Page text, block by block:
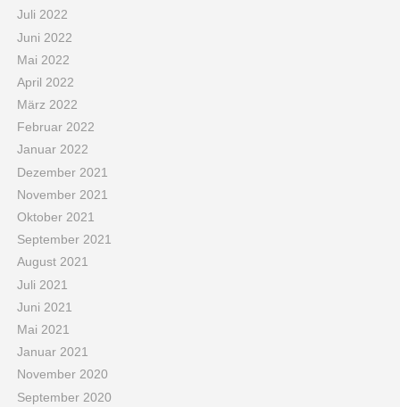
Juli 2022
Juni 2022
Mai 2022
April 2022
März 2022
Februar 2022
Januar 2022
Dezember 2021
November 2021
Oktober 2021
September 2021
August 2021
Juli 2021
Juni 2021
Mai 2021
Januar 2021
November 2020
September 2020